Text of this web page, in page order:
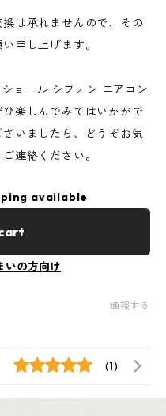
は承れませんので、その
申し上げます。
ョール シフォン エアコン
楽しんでみてはいかがで
いましたら、どうぞお気
連絡ください。
available
いの方向け
通報する
(1)